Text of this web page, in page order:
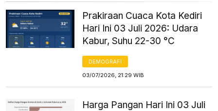
Prakiraan Cuaca Kota Kediri
Hari Ini 03 Juli 2026: Udara
Kabur, Suhu 22-30 °C
DEMOGRAFI
03/07/2026, 21:29 WIB
Harga Pangan Hari Ini 03 Juli